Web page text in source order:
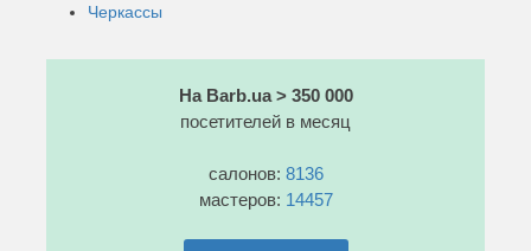
Черкассы
На Barb.ua > 350 000
посетителей в месяц
салонов: 8136
мастеров: 14457